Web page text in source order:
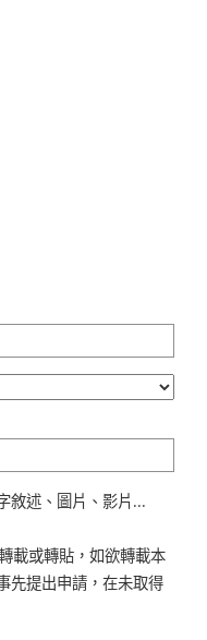
敘述、圖片、影片...
載或轉貼，如欲轉載本
先提出申請，在未取得